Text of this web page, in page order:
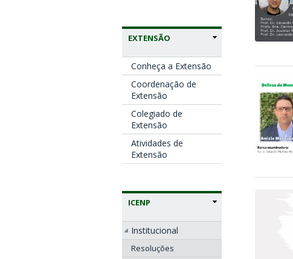
EXTENSÃO
Conheça a Extensão
Coordenação de
Extensão
Colegiado de
Extensão
Atividades de
Extensão
ICENP
Institucional
Resoluções